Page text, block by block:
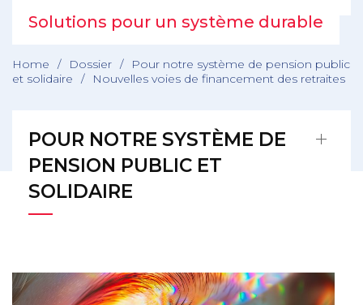
Solutions pour un système durable
Home / Dossier /
Pour notre système de pension public
et solidaire
/ Nouvelles voies de financement des retraites
POUR NOTRE SYSTÈME DE
PENSION PUBLIC ET
SOLIDAIRE